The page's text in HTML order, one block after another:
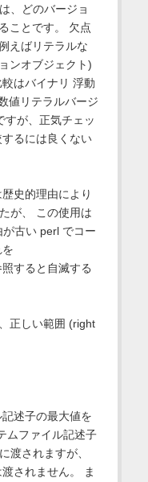
、どのバージョ
ことです。 欠点
えばリテラルな
ンオブジェクト)
はバイナリ 浮動
値リテラルバージ
すが、正気チェッ
るには良くない
史的理由により
が、 この使用は
が古い perl でコー
すると自滅する
正しい範囲 (right
述子の最大値を
ムファイル記述子
渡されますが、
されません。 ま